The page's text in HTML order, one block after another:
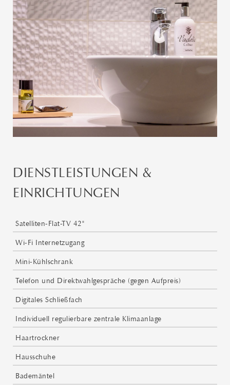
DIENSTLEISTUNGEN &
EINRICHTUNGEN
Satelliten-Flat-TV 42"
Wi-Fi Internetzugang
Mini-Kühlschrank
Telefon und Direktwahlgespräche (gegen Aufpreis)
Digitales Schließfach
Individuell regulierbare zentrale Klimaanlage
Haartrockner
Hausschuhe
Bademäntel